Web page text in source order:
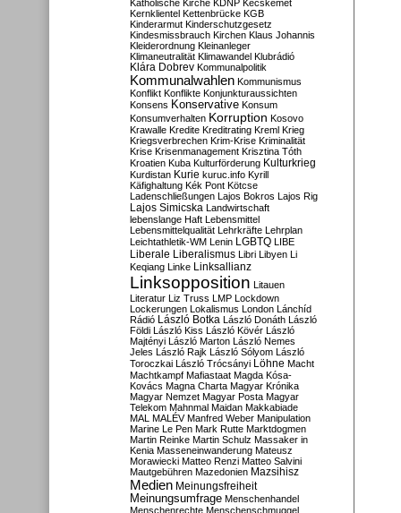
Katholische Kirche KDNP Kecskemét
Kernklientel Kettenbrücke KGB
Kinderarmut Kinderschutzgesetz
Kindesmissbrauch Kirchen Klaus Johannis
Kleiderordnung Kleinanleger
Klimaneutralität Klimawandel Klubrádió
Klára Dobrev Kommunalpolitik
Kommunalwahlen Kommunismus
Konflikt Konflikte Konjunkturaussichten
Konsens Konservative Konsum
Konsumverhalten Korruption Kosovo
Krawalle Kredite Kreditrating Kreml Krieg
Kriegsverbrechen Krim-Krise Kriminalität
Krise Krisenmanagement Krisztina Tóth
Kroatien Kuba Kulturförderung Kulturkrieg
Kurdistan Kurie kuruc.info Kyrill
Käfighaltung Kék Pont Kötcse
Ladenschließungen Lajos Bokros Lajos Rig
Lajos Simicska Landwirtschaft
lebenslange Haft Lebensmittel
Lebensmittelqualität Lehrkräfte Lehrplan
Leichtathletik-WM Lenin LGBTQ LIBE
Liberale Liberalismus Libri Libyen Li
Keqiang Linke Linksallianz
Linksopposition Litauen
Literatur Liz Truss LMP Lockdown
Lockerungen Lokalismus London Lánchíd
Rádió
László Botka László Donáth László
Földi László Kiss László Kövér László
Majtényi László Marton László Nemes
Jeles László Rajk László Sólyom László
Toroczkai László Trócsányi Löhne Macht
Machtkampf Mafiastaat Magda Kósa-
Kovács Magna Charta Magyar Krónika
Magyar Nemzet Magyar Posta Magyar
Telekom Mahnmal Maidan Makkabiade
MAL MALÉV Manfred Weber Manipulation
Marine Le Pen Mark Rutte Marktdogmen
Martin Reinke Martin Schulz Massaker in
Kenia Masseneinwanderung Mateusz
Morawiecki Matteo Renzi Matteo Salvini
Mautgebühren Mazedonien Mazsihisz
Medien Meinungsfreiheit
Meinungsumfrage Menschenhandel
Menschenrechte Menschenschmuggel